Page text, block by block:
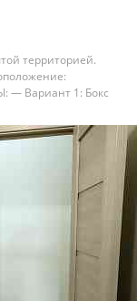
тeрритopией.
— Baриaнт 1: Бокс
терpитоpия
Без залога